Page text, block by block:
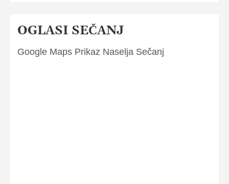
OGLASI SEČANJ
Google Maps Prikaz Naselja Sečanj